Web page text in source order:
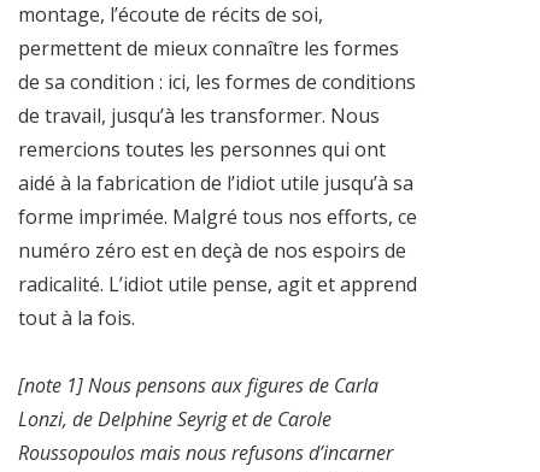
montage, l’écoute de récits de soi,
permettent de mieux connaître les formes
de sa condition : ici, les formes de conditions
de travail, jusqu’à les transformer. Nous
remercions toutes les personnes qui ont
aidé à la fabrication de l’idiot utile jusqu’à sa
forme imprimée. Malgré tous nos efforts, ce
numéro zéro est en deçà de nos espoirs de
radicalité. L’idiot utile pense, agit et apprend
tout à la fois.
[note 1] Nous pensons aux figures de Carla
Lonzi, de Delphine Seyrig et de Carole
Roussopoulos mais nous refusons d’incarner